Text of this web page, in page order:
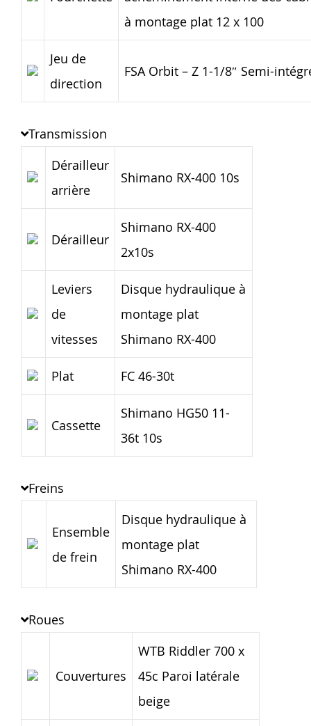
à montage plat 12 x 100
Jeu de
direction
FSA Orbit – Z 1-1/8″ Semi-
Transmission
Dérailleur
arrière
Shimano RX-400 10s
Dérailleur
Shimano RX-400
2x10s
Leviers
de
vitesses
Disque hydraulique à
montage plat
Shimano RX-400
Plat FC 46-30t
Cassette
Shimano HG50 11-
36t 10s
Freins
Ensemble
de frein
Disque hydraulique à
montage plat
Shimano RX-400
Roues
Couvertures
WTB Riddler 700 x
45c Paroi latérale
beige